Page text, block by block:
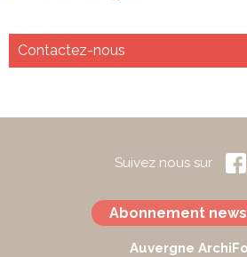
Contactez-nous
Suivez nous sur
Abonnement
Auvergne